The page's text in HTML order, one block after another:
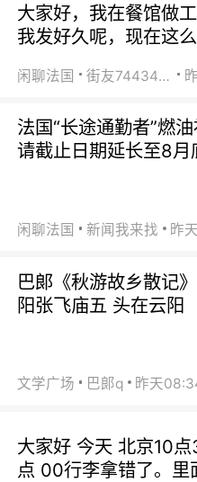
大家好，我在餐馆做
我发好久呢，现在这
闲聊法国 街友74434350
法国“长途通勤者”燃
请截止日期延长至8月
闲聊法国 新闻我来找 昨
巴郞《秋游故乡散记
阳张飞庙五 头在云阳
文学广场 巴郞q 昨天
大家好 今天 北京10
点 00行李拿错了。里